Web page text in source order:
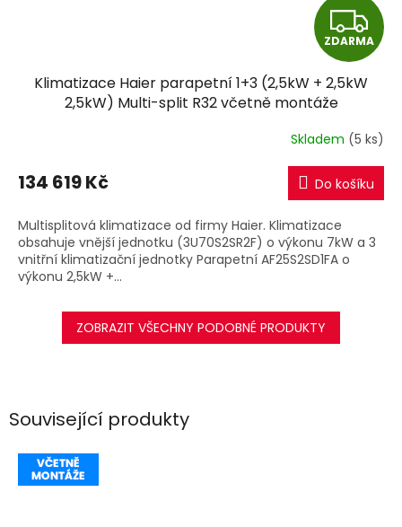
Související produkty
Z
D
R
M
A
ZDARMA
Klimatizace Haier parapetní 1+3 (2,5kW + 2,5kW
2,5kW) Multi-split R32 včetně montáže
Skladem (5 ks)
134 619 Kč Do košíku
Multisplitová klimatizace od firmy Haier. Klimatizace
obsahuje vnější jednotku (3U70S2SR2F) o výkonu 7kW a 3
vnitřní klimatizační jednotky Parapetní AF25S2SD1FA o
výkonu 2,5kW +...
ZOBRAZIT VŠECHNY PODOBNÉ PRODUKTY